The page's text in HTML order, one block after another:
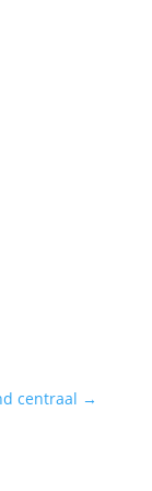
centraal →